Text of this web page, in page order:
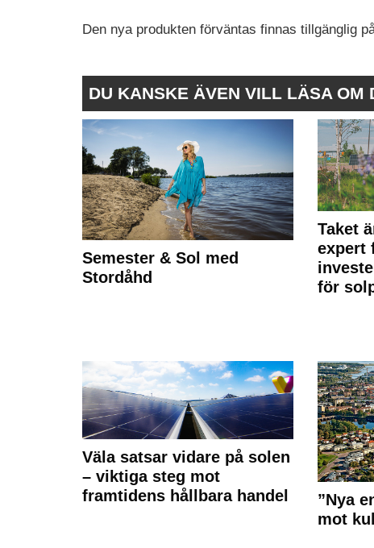
Den nya produkten förväntas finnas tillgänglig
DU KANSKE ÄVEN VILL LÄSA OM
Semester & Sol med
Stordåhd
Taket
expert
för
Väla satsar vidare på solen
– viktiga steg mot
framtidens hållbara handel
”Nya
mot